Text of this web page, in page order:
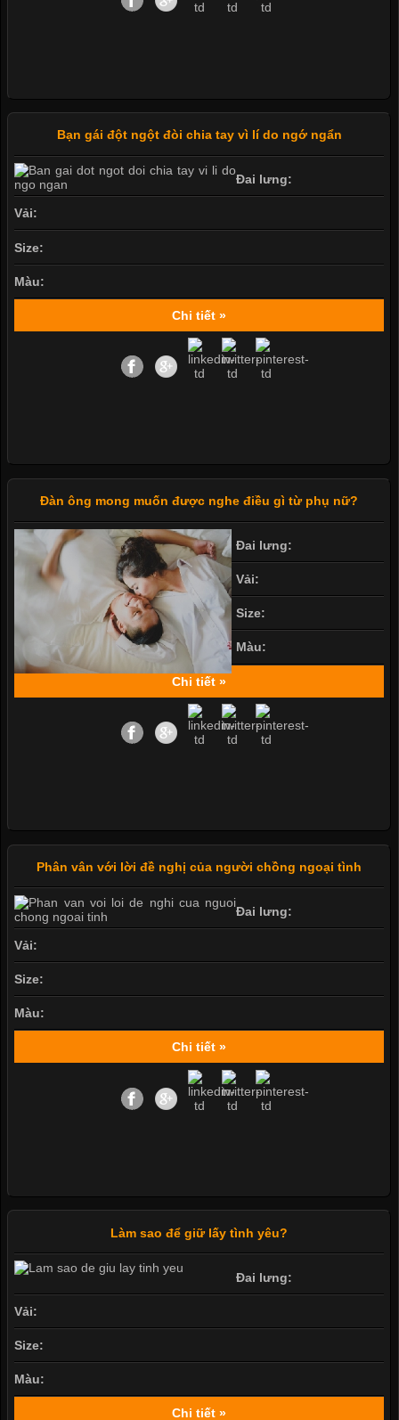
Bạn gái đột ngột đòi chia tay vì lí do ngớ ngẩn
Đai lưng:
Vải:
Size:
Màu:
Chi tiết »
Đàn ông mong muốn được nghe điều gì từ phụ nữ?
Đai lưng:
Vải:
Size:
Màu:
Chi tiết »
Phân vân với lời đề nghị của người chồng ngoại tình
Đai lưng:
Vải:
Size:
Màu:
Chi tiết »
Làm sao để giữ lấy tình yêu?
Đai lưng:
Vải:
Size:
Màu:
Chi tiết »